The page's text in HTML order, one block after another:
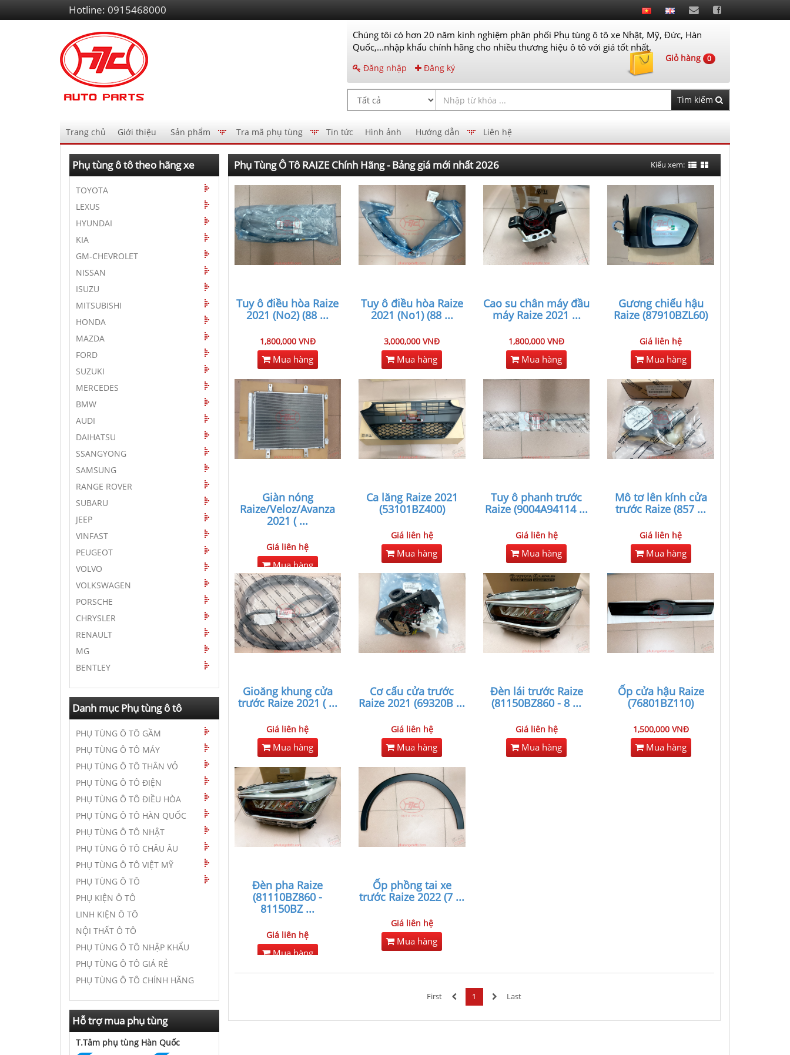
Hotline: 0915468000
Chúng tôi có hơn 20 năm kinh nghiệm phân phối Phụ tùng ô tô xe Nhật, Mỹ, Đức, Hàn
Quốc,...nhập khẩu chính hãng cho nhiều thương hiệu ô tô với giá tốt nhất.
Đăng nhập Đăng ký
Giỏ hàng 0
Tìm kiếm
hướng
AutoPart
Trang chủ Giới thiệu Sản phẩm Tra mã phụ tùng Tin tức Hình ảnh Hướng dẫn Liên hệ
Phụ Tùng Ô Tô RAIZE Chính Hãng - Bảng giá mới nhất 2026 Kiểu xem:
Tuy ô điều hòa Raize
2021 (No2) (88 ...
1,800,000 VNĐ
Mua hàng
Tuy ô điều hòa Raize
2021 (No1) (88...
3,000,000 VNĐ
Mua hàng
Cao su chân máy đầu
máy Raize 2021 ...
1,800,000 VNĐ
Mua hàng
Gương chiếu hậu
Raize (87910BZL60)
Giá liên hệ
Mua hàng
Giàn nóng
Raize/Veloz/Avanza
2021 (...
Giá liên hệ
Mua hàng
Ca lăng Raize 2021
(53101BZ400)
Giá liên hệ
Mua hàng
Tuy ô phanh trước
Raize (9004A94114...
Giá liên hệ
Mua hàng
Mô tơ lên kính cửa
trước Raize (857 ...
Giá liên hệ
Mua hàng
Gioăng khung cửa
trước Raize 2021 (...
Giá liên hệ
Mua hàng
Cơ cấu cửa trước
Raize 2021 (69320B ...
Giá liên hệ
Mua hàng
Đèn lái trước Raize
(81150BZ860 - 8 ...
Giá liên hệ
Mua hàng
Ốp cửa hậu Raize
(76801BZ110)
1,500,000 VNĐ
Mua hàng
Đèn pha Raize
(81110BZ860 -
81150BZ...
Giá liên hệ
Mua hàng
Ốp phồng tai xe
trước Raize 2022 (7 ...
Giá liên hệ
Mua hàng
First 1 Last
Phụ tùng ô tô theo hãng xe
TOYOTA
LEXUS
HYUNDAI
KIA
GM-CHEVROLET
NISSAN
ISUZU
MITSUBISHI
HONDA
MAZDA
FORD
SUZUKI
MERCEDES
BMW
AUDI
DAIHATSU
SSANGYONG
SAMSUNG
RANGE ROVER
SUBARU
JEEP
VINFAST
PEUGEOT
VOLVO
VOLKSWAGEN
PORSCHE
CHRYSLER
RENAULT
MG
BENTLEY
Danh mục Phụ tùng ô tô
PHỤ TÙNG Ô TÔ GẦM
PHỤ TÙNG Ô TÔ MÁY
PHỤ TÙNG Ô TÔ THÂN VỎ
PHỤ TÙNG Ô TÔ ĐIỆN
PHỤ TÙNG Ô TÔ ĐIỀU HÒA
PHỤ TÙNG Ô TÔ HÀN QUỐC
PHỤ TÙNG Ô TÔ NHẬT
PHỤ TÙNG Ô TÔ CHÂU ÂU
PHỤ TÙNG Ô TÔ VIỆT MỸ
PHỤ TÙNG Ô TÔ
PHỤ KIỆN Ô TÔ
LINH KIỆN Ô TÔ
NỘI THẤT Ô TÔ
PHỤ TÙNG Ô TÔ NHẬP KHẨU
PHỤ TÙNG Ô TÔ GIÁ RẺ
PHỤ TÙNG Ô TÔ CHÍNH HÃNG
Hỗ trợ mua phụ tùng
T.Tâm phụ tùng Hàn Quốc